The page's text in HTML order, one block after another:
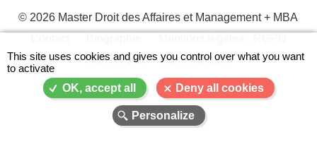
© 2026 Master Droit des Affaires et Management + MBA
Menu
Pied
Plan du site
Administration
A- A A+
This site uses cookies and gives you control over what you want
to activate
OK, accept all
Deny all cookies
Personalize